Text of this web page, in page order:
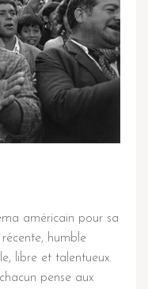
américain pour sa
humble
libre et talentueux.
pense aux